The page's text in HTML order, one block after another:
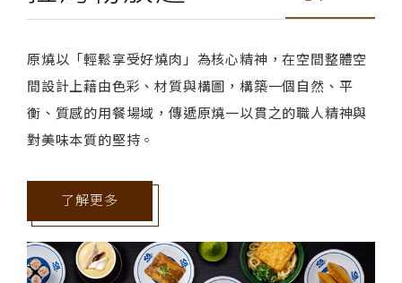
原燒以「輕鬆享受好燒肉」為核心精神，在空間整體空
間設計上藉由色彩、材質與構圖，構築一個自然、平
衡、質感的用餐場域，傳遞原燒一以貫之的職人精神與
對美味本質的堅持。
了解更多